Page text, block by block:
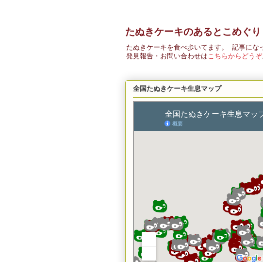
たぬきケーキのあるとこめぐ
たぬきケーキを食べ歩いてます。 記事にな
発見報告・お問い合わせはこちらからどうぞ
全国たぬきケーキ生息マップ